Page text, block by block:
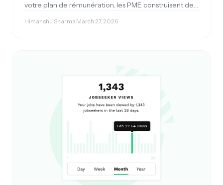
votre plan de rémunération, les PME construisent des
Himanshu Sharma·March 27, 2026